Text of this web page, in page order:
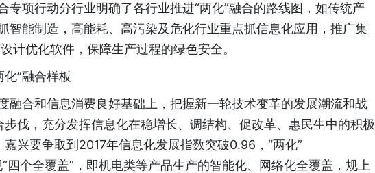
项行动分行业明确了各行业推进“两化”融合的路线图，如传统产
智能制造，高能耗、高污染及危化行业重点抓信息化应用，推广集
计优化软件，保障生产过程的绿色安全。
”融合样板
合和信息消费良好基础上，把握新一轮技术变革的发展潮流和战
步伐，充分发挥信息化在稳增长、调结构、促改革、惠民生中的积极
兴要争取到2017年信息化发展指数突破0.96，“两化”
四个全覆盖”，即机电类等产品生产的智能化、网络化全覆盖，规上